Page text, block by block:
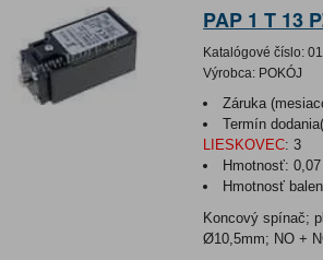
PAP 1 T 13
Katalógové číslo:
Výrobca: POKÓJ
Záruka
Termín
LIESKOVEC: 3
Hmotnosť:
Hmotnosť
Koncový spínač;
Ø10,5mm; NO +